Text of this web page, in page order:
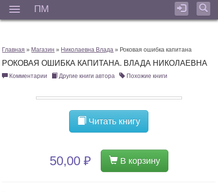
ПМ
Главная » Магазин » Николаевна Влада » Роковая ошибка капитана
РОКОВАЯ ОШИБКА КАПИТАНА. ВЛАДА НИКОЛАЕВНА
Комментарии Другие книги автора Похожие книги
Читать книгу
50,00 ₽ В корзину